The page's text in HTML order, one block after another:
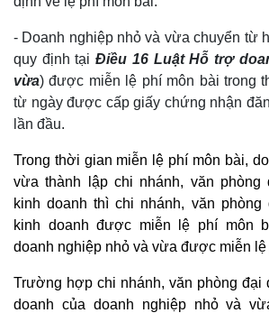
- Doanh nghiệp nhỏ và vừa chuyển từ
quy định tạiĐiều 16 Luật Hỗ trợ
vừa) được miễn lệ phí môn bài trong
từ ngày được cấp giấy chứng nhận
lần đầu.
Trong thời gian miễn lệ phí môn bài,
vừa thành lập chi nhánh, văn phòng
kinh doanh thì chi nhánh, văn
kinh doanh được miễn lệ phí môn
doanh nghiệp nhỏ và vừa được miễn lệ
Trường hợp chi nhánh, văn phòng đại
doanh của doanh nghiệp nhỏ và